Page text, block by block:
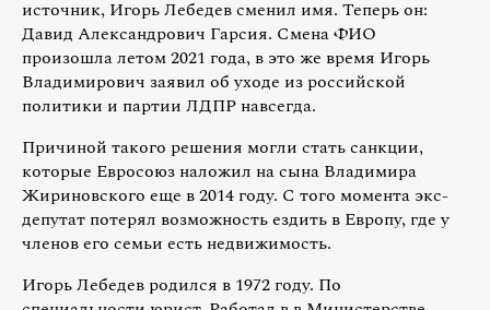
источник, Игорь Лебедев сменил имя. Теперь он:
Давид Александрович Гарсия. Смена ФИО
произошла летом 2021 года, в это же время Игорь
Владимирович заявил об уходе из российской
политики и партии ЛДПР навсегда.
Причиной такого решения могли стать санкции,
которые Евросоюз наложил на сына Владимира
Жириновского еще в 2014 году. С того момента экс-
депутат потерял возможность ездить в Европу, где у
членов его семьи есть недвижимость.
Игорь Лебедев родился в 1972 году. По